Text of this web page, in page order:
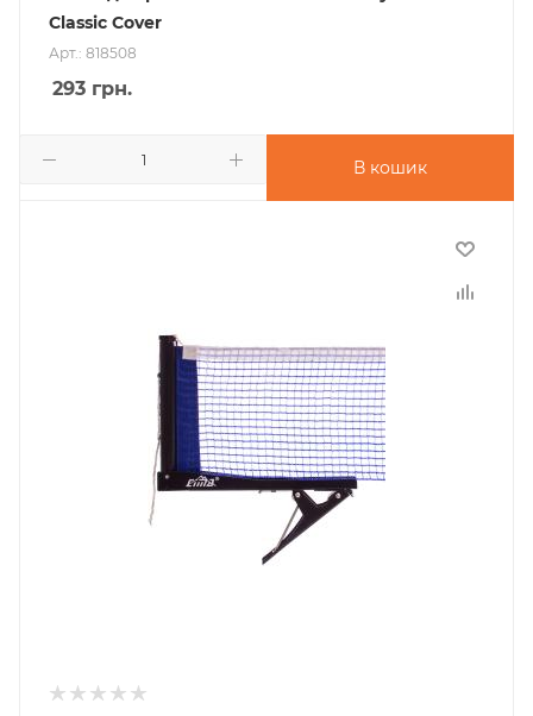
Classic Cover
Арт.: 818508
293 грн.
В кошик